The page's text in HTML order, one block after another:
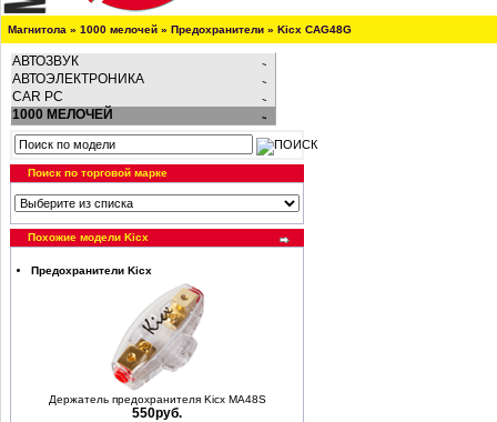
Магнитола » 1000 мелочей » Предохранители » Kicx CAG48G
АВТОЗВУК
АВТОЭЛЕКТРОНИКА
CAR PC
1000 МЕЛОЧЕЙ
Поиск по торговой марке
Похожие модели Kicx
Предохранители Kicx
Держатель предохранителя Kicx MA48S
550руб.